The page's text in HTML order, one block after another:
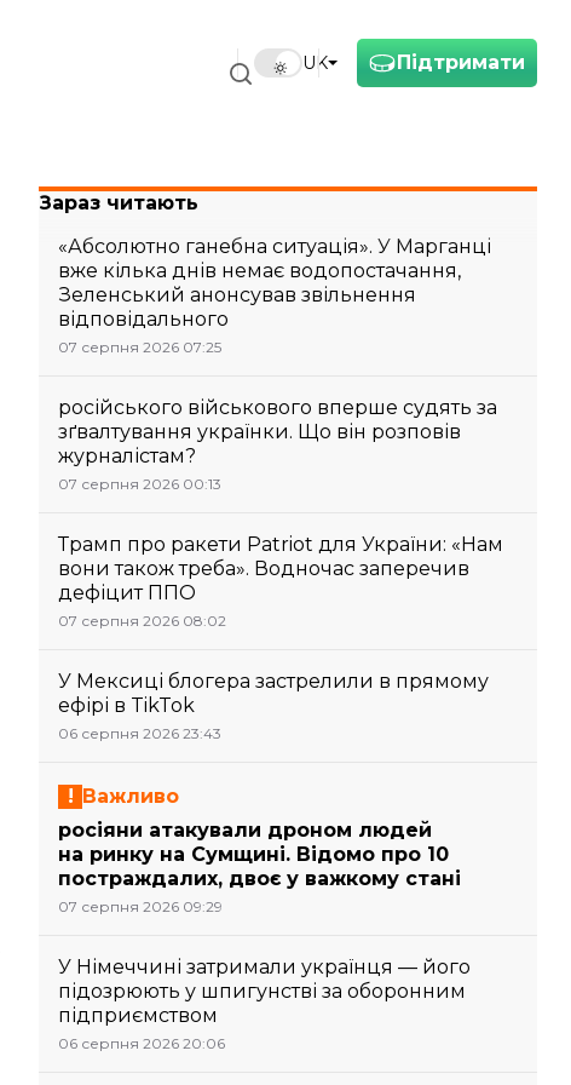
Підтримати
UK
Зараз читають
«Абсолютно ганебна ситуація». У Марганці
вже кілька днів немає водопостачання,
Зеленський анонсував звільнення
відповідального
07 серпня 2026 07:25
російського військового вперше судять за
зґвалтування українки. Що він розповів
журналістам?
07 серпня 2026 00:13
Трамп про ракети Patriot для України: «Нам
вони також треба». Водночас заперечив
дефіцит ППО
07 серпня 2026 08:02
У Мексиці блогера застрелили в прямому
ефірі в TikTok
06 серпня 2026 23:43
Важливо
росіяни атакували дроном людей
на ринку на Сумщині. Відомо про 10
постраждалих, двоє у важкому стані
07 серпня 2026 09:29
У Німеччині затримали українця — його
підозрюють у шпигунстві за оборонним
підприємством
06 серпня 2026 20:06